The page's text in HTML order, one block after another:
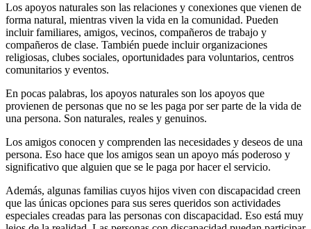
Los apoyos naturales son las relaciones y conexiones que vienen de
forma natural, mientras viven la vida en la comunidad. Pueden
incluir familiares, amigos, vecinos, compañeros de trabajo y
compañeros de clase. También puede incluir organizaciones
religiosas, clubes sociales, oportunidades para voluntarios, centros
comunitarios y eventos.
En pocas palabras, los apoyos naturales son los apoyos que
provienen de personas que no se les paga por ser parte de la vida de
una persona. Son naturales, reales y genuinos.
Los amigos conocen y comprenden las necesidades y deseos de una
persona. Eso hace que los amigos sean un apoyo más poderoso y
significativo que alguien que se le paga por hacer el servicio.
Además, algunas familias cuyos hijos viven con discapacidad creen
que las únicas opciones para sus seres queridos son actividades
especiales creadas para las personas con discapacidad. Eso está muy